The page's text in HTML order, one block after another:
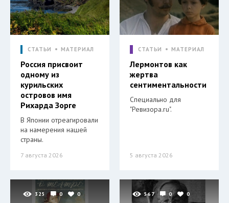
СТАТЬИ МАТЕРИАЛ
Россия присвоит
одному из
курильских
островов имя
Рихарда Зорге
В Японии отреагировали
на намерения нашей
страны.
7 августа 2026
СТАТЬИ МАТЕРИАЛ
Лермонтов как
жертва
сентиментальности
Специально для
"Ревизора.ru".
5 августа 2026
325 0 0 567 0 0